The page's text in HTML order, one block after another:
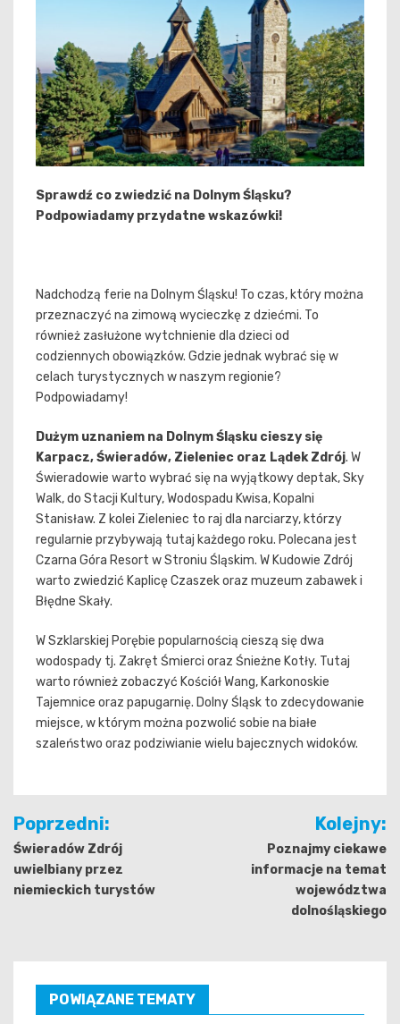
Sprawdź co zwiedzić na Dolnym Śląsku?
Podpowiadamy przydatne wskazówki!
Nadchodzą ferie na Dolnym Śląsku! To czas, który można
przeznaczyć na zimową wycieczkę z dziećmi. To
również zasłużone wytchnienie dla dzieci od
codziennych obowiązków. Gdzie jednak wybrać się w
celach turystycznych w naszym regionie?
Podpowiadamy!
Dużym uznaniem na Dolnym Śląsku cieszy się
Karpacz, Świeradów, Zieleniec oraz Lądek Zdrój. W
Świeradowie warto wybrać się na wyjątkowy deptak, Sky
Walk, do Stacji Kultury, Wodospadu Kwisa, Kopalni
Stanisław. Z kolei Zieleniec to raj dla narciarzy, którzy
regularnie przybywają tutaj każdego roku. Polecana jest
Czarna Góra Resort w Stroniu Śląskim. W Kudowie Zdrój
warto zwiedzić Kaplicę Czaszek oraz muzeum zabawek i
Błędne Skały.
W Szklarskiej Porębie popularnością cieszą się dwa
wodospady tj. Zakręt Śmierci oraz Śnieżne Kotły. Tutaj
warto również zobaczyć Kościół Wang, Karkonoskie
Tajemnice oraz papugarnię. Dolny Śląsk to zdecydowanie
miejsce, w którym można pozwolić sobie na białe
szaleństwo oraz podziwianie wielu bajecznych widoków.
Nawigacja
wpisu
Poprzedni:
Świeradów Zdrój
uwielbiany przez
niemieckich turystów
Kolejny:
Poznajmy ciekawe
informacje na temat
województwa
dolnośląskiego
POWIĄZANE TEMATY